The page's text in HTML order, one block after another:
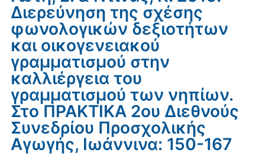
Διερεύνηση της σχέσης
φωνολογικών δεξιοτήτων
και οικογενειακού
γραµματισµού στην
καλλιέργεια του
γραµµατισµού των νηπίων.
Στο ΠΡΑΚΤΙΚΑ 2ου Διεθνούς
Συνεδρίου Προσχολικής
Αγωγής, Ιωάννινα: 150-167